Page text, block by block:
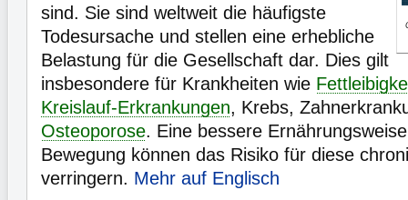
sind. Sie sind weltweit die häufigste
Todesursache und stellen eine erhebliche
Belastung für die Gesellschaft dar. Dies gilt
insbesondere für Krankheiten wie
Kreislauf-Erkrankungen, Krebs,
Osteoporose. Eine bessere
Bewegung können das Risiko für diese
verringern. Mehr auf Englisch